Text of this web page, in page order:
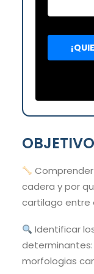
cadera y por
cartilago entre
Identificar
morfologias